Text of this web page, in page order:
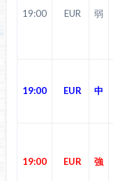
19:00 EUR 弱
19:00 EUR 中
19:00 EUR 強